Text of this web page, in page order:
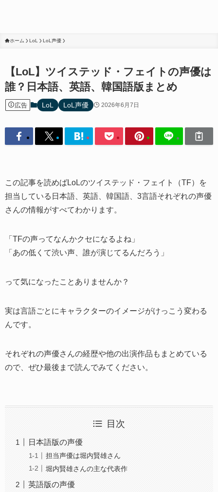
ホーム LoL LoL声優
【LoL】ツイステッド・フェイトの声優は
誰？日本語、英語、韓国語版まとめ
広告 LoL LoL声優 2026年6月7日
この記事を読めばLoLのツイステッド・フェイト（TF）を
担当している日本語、英語、韓国語、3言語それぞれの声優
さんの情報がすべてわかります。
「TFの声ってなんかクセになるよね」
「あの低くて渋い声、誰が演じてるんだろう」
って気になったことありませんか？
実は言語ごとにキャラクターのイメージがけっこう変わる
んです。
それぞれの声優さんの経歴や他の出演作品もまとめている
ので、ぜひ最後まで読んでみてください。
目次
日本語版の声優
担当声優は堀内賢雄さん
堀内賢雄さんの主な代表作
英語版の声優